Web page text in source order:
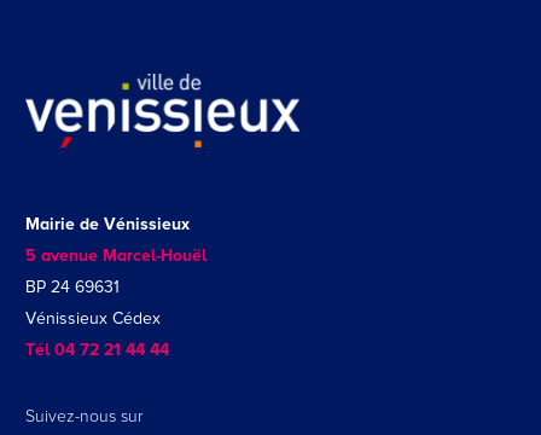
Mairie de Vénissieux
5 avenue Marcel-Houël
BP 24 69631
Vénissieux Cédex
Tél 04 72 21 44 44
Suivez-nous sur